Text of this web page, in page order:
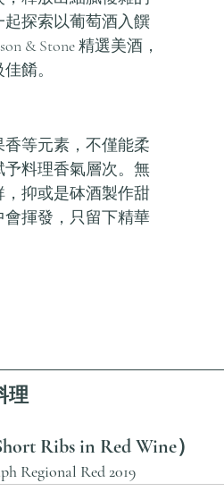
探索以葡萄酒入饌
& Stone 精選美酒，
餚。
等元素，不僅能柔
料理香氣層次。無
抑或是砵酒製作甜
揮發，只留下精華
理
Ribs in Red Wine）
Regional Red 2019